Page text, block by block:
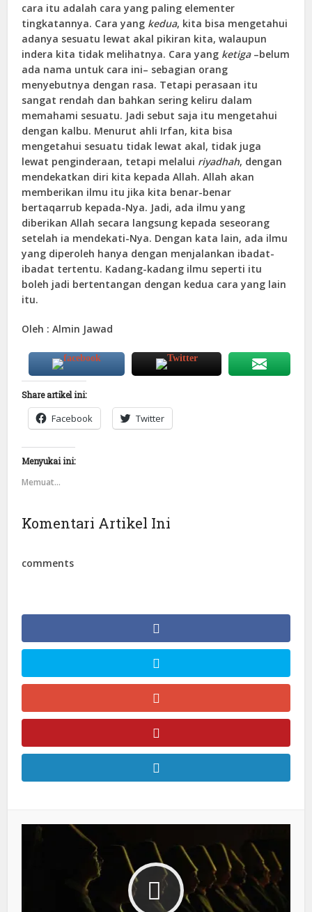
cara itu adalah cara yang paling elementer
tingkatannya. Cara yang kedua, kita bisa mengetahui
adanya sesuatu lewat akal pikiran kita, walaupun
indera kita tidak melihatnya. Cara yang ketiga–belum
ada nama untuk cara ini– sebagian orang
menyebutnya dengan rasa. Tetapi perasaan itu
sangat rendah dan bahkan sering keliru dalam
memahami sesuatu. Jadi sebut saja itu mengetahui
dengan kalbu. Menurut ahli Irfan, kita bisa
mengetahui sesuatu tidak lewat akal, tidak juga
lewat penginderaan, tetapi melalui riyadhah, dengan
mendekatkan diri kita kepada Allah. Allah akan
memberikan ilmu itu jika kita benar-benar
bertaqarrub kepada-Nya. Jadi, ada ilmu yang
diberikan Allah secara langsung kepada seseorang
setelah ia mendekati-Nya. Dengan kata lain, ada ilmu
yang diperoleh hanya dengan menjalankan ibadat-
ibadat tertentu. Kadang-kadang ilmu seperti itu
boleh jadi bertentangan dengan kedua cara yang lain
itu.
Oleh : Almin Jawad
Share artikel ini:
Facebook Twitter
Menyukai ini:
Memuat...
Komentari Artikel Ini
comments